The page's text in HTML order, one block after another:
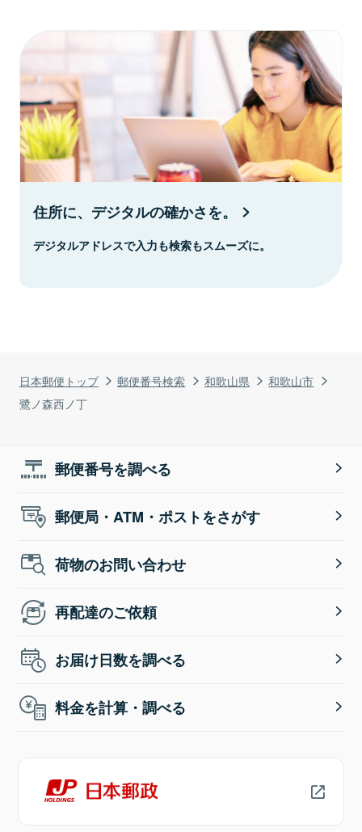
日本郵便トップ 郵便番号検索 和歌山県
和歌山市
鷺ノ森西ノ丁
住所に、デジタルの確かさを。
デジタルアドレスで入力も検索もスムーズに。
郵便番号を調べる
郵便局・ATM・ポストをさがす
荷物のお問い合わせ
再配達のご依頼
お届け日数を調べる
料金を計算・調べる